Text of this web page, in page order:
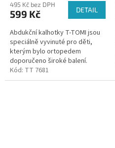
495 Kč bez DPH
599 Kč DETAIL
Abdukční kalhotky T-TOMI jsou
speciálně vyvinuté pro děti,
kterým bylo ortopedem
doporučeno široké balení.
Kalhotky udržují kyčle dítěte ve
správném postavení díky všité...
Kód: TT 7681